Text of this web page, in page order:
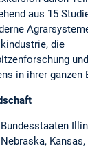
aus 15
die
in ihrer ganzen